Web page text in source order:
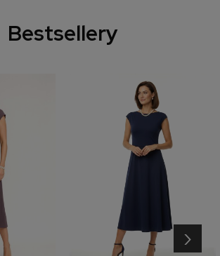
Bestsellery
›